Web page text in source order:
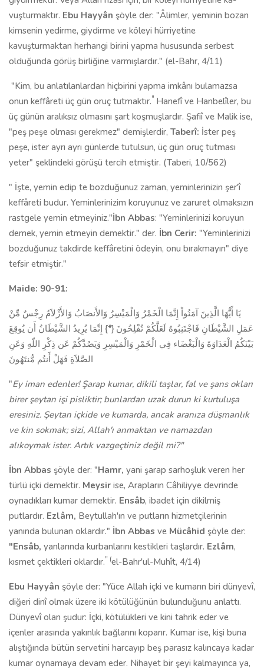
vuşturmaktır. Ebu Hayyân şöyle der: "Âlimler, yeminin bozan
kimsenin ye­dirme, giydirme ve köleyi hürriyetine
kavuşturmaktan herhangi birini yap­ma hususunda serbest
olduğunda görüş birliğine varmışlardır." (el-Bahr, 4/11)
"Kim, bu anlatılanlardan hiçbirini yapma imkânı bulamazsa
onun keffâreti üç gün oruç tutmaktır." Hanefî ve Hanbelîler, bu
üç günün aralıksız olmasını şart koşmuşlardır. Şafiî ve Malik ise,
"peş peşe olması gerekmez" demişlerdir, Taberî: İster peş
peşe, ister ayrı ayrı günlerde tutulsun, üç gün oruç tutması
yeter" şeklindeki görüşü tercih etmiştir. (Taberi, 10/562)
" İşte, yemin edip te bozduğunuz zaman, yeminlerinizin şer'î
keffâreti budur. Yeminlerinizim koruyunuz ve zaruret olmaksızın
rastgele yemin et­meyiniz."İbn Abbas: "Yeminlerinizi koruyun
demek, yemin etmeyin demek­tir." der. İbn Cerir: "Yeminlerinizi
bozduğunuz takdirde keffâretini ödeyin, onu bırakmayın" diye
tefsir etmiştir."
Maide: 90-91:
يَا أَيُّهَا الَّذِينَ آمَنُواْ إِنَّمَا الْخَمْرُ وَالْمَيْسِرُ وَالأَنصَابُ وَالأَزْلاَمُ رِجْسٌ مِّنْ
عَمَلِ الشَّيْطَانِ فَاجْتَنِبُوهُ لَعَلَّكُمْ تُفْلِحُونَ {*} إِنَّمَا يُرِيدُ الشَّيْطَانُ أَن يُوقِعَ
بَيْنَكُمُ الْعَدَاوَةَ وَالْبَغْضَاء فِي الْخَمْرِ وَالْمَيْسِرِ وَيَصُدَّكُمْ عَن ذِكْرِ اللّهِ وَعَنِ
الصَّلاَةِ فَهَلْ أَنتُم مُّنتَهُونَ
"Ey iman edenler! Şarap kumar, dikili taşlar, fal ve şans okları
birer şeytan işi pisliktir; bunlardan uzak durun ki kurtuluşa
eresiniz. Şeytan içkide ve kumarda, ancak aranıza düş­manlık
ve kin sokmak; sizi, Allah'ı anmaktan ve namaz­dan
alıkoymak ister. Artık vazgeçtiniz değil mi?"
İbn Abbas şöyle der: "Hamr, yani şarap sarhoşluk veren her
türlü içki de­mektir. Meysir ise, Arapların Câhiliyye devrinde
oynadıkları kumar demek­tir. Ensâb, ibadet için dikilmiş
putlardır. Ezlâm, Beytullah'ın ve putların hizmetçilerinin
yanında bulunan oklardır." İbn Abbas ve Mücâhid şöyle der:
"Ensâb, yanlarında kurbanlarını kestikleri taşlardır. Ezlâm,
kısmet çek­tikleri oklardır." (el-Bahr'ul-Muhît, 4/14)
Ebu Hayyân şöyle der: "Yüce Allah içki ve kumarın biri dünyevî,
diğeri dinî ol­mak üzere iki kötülüğünün bulunduğunu anlattı.
Dünyevî olan şudur: İçki, kötülükleri ve kini tahrik eder ve
içenler arasında yakınlık bağlarını kopa­rır. Kumar ise, kişi buna
alıştığında bütün servetini harcayıp beş parasız ka­lıncaya kadar
kumar oynamaya devam eder. Nihayet bir şeyi kalmayınca ya,